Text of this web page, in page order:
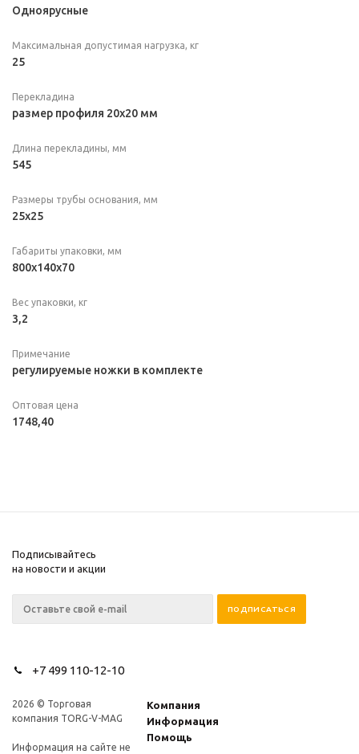
Одноярусные
Максимальная допустимая нагрузка, кг
25
Перекладина
размер профиля 20х20 мм
Длина перекладины, мм
545
Размеры трубы основания, мм
25х25
Габариты упаковки, мм
800x140x70
Вес упаковки, кг
3,2
Примечание
регулируемые ножки в комплекте
Оптовая цена
1748,40
Подписывайтесь
на новости и акции
+7 499 110-12-10
2026 © Торговая
компания TORG-V-MAG
Информация на сайте не
Компания
Информация
Помощь